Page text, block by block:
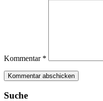
Kommentar *
Suche